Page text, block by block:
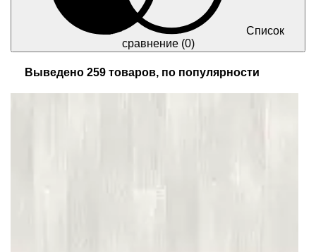
сравнение (0)
Выведено 259 товаров, по популярности